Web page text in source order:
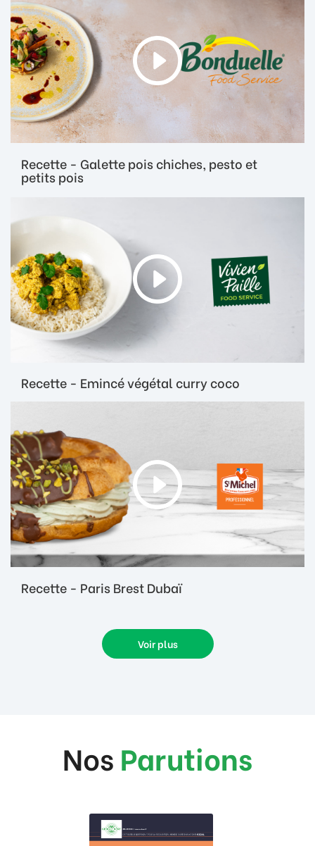
Recette - Galette pois chiches, pesto et
petits pois
Recette - Emincé végétal curry coco
Recette - Paris Brest Dubaï
Voir plus
Nos Parutions